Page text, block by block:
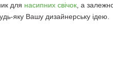
для насипних свічок, а
яку Вашу дизайнерську ідею.